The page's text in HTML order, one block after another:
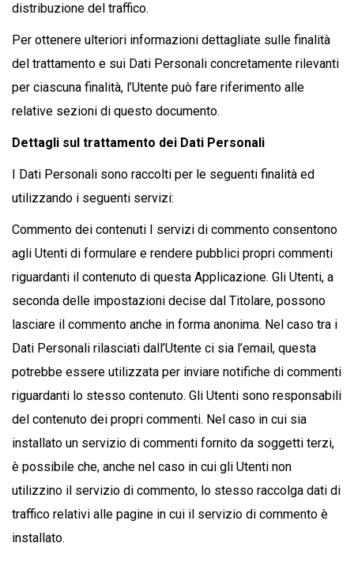
distribuzione del traffico.
Per ottenere ulteriori informazioni dettagliate sulle finalità
del trattamento e sui Dati Personali concretamente rilevanti
per ciascuna finalità, l’Utente può fare riferimento alle
relative sezioni di questo documento.
Dettagli sul trattamento dei Dati Personali
I Dati Personali sono raccolti per le seguenti finalità ed
utilizzando i seguenti servizi:
Commento dei contenuti I servizi di commento consentono
agli Utenti di formulare e rendere pubblici propri commenti
riguardanti il contenuto di questa Applicazione. Gli Utenti, a
seconda delle impostazioni decise dal Titolare, possono
lasciare il commento anche in forma anonima. Nel caso tra i
Dati Personali rilasciati dall’Utente ci sia l’email, questa
potrebbe essere utilizzata per inviare notifiche di commenti
riguardanti lo stesso contenuto. Gli Utenti sono responsabili
del contenuto dei propri commenti. Nel caso in cui sia
installato un servizio di commenti fornito da soggetti terzi,
è possibile che, anche nel caso in cui gli Utenti non
utilizzino il servizio di commento, lo stesso raccolga dati di
traffico relativi alle pagine in cui il servizio di commento è
installato.